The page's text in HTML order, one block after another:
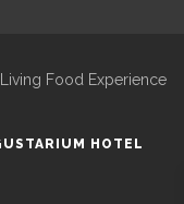
Food Experience
HOTEL